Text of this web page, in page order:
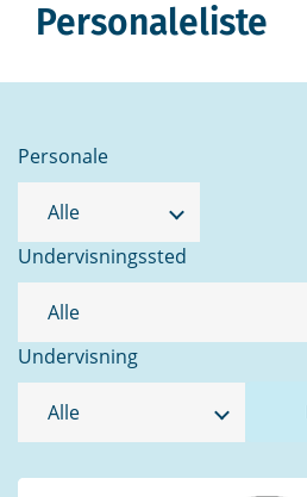
Personaleliste
Personale
Undervisningssted
Undervisning